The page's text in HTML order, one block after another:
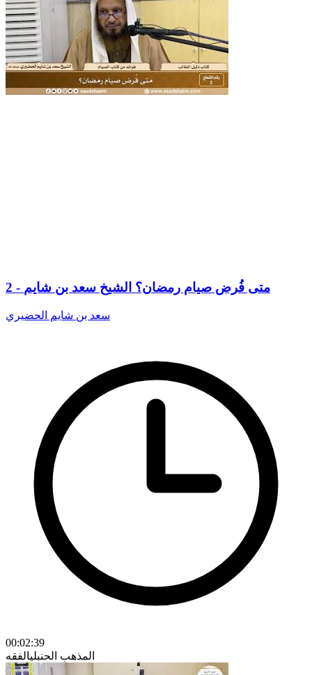
2 - متى فُرض صيام رمضان؟ الشيخ سعد بن شايم
سعد بن شايم الحضيري
00:02:39
المذهب الحنبليالفقه